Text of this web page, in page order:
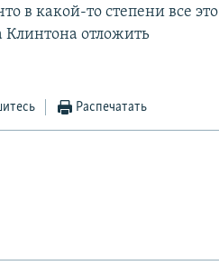
в какой-то степени все это
Клинтона отложить
Распечатать